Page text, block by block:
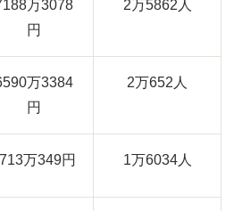
万3078
円
2万5862人
万3384
円
2万652人
万349円 1万6034人